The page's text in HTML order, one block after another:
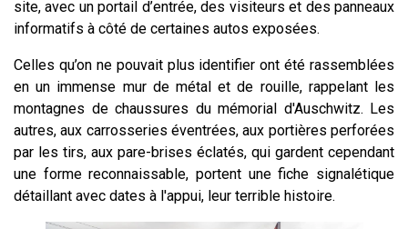
site, avec un portail d’entrée, des visiteurs et des panneaux
informatifs à côté de certaines autos exposées.
Celles qu’on ne pouvait plus identifier ont été rassemblées
en un immense mur de métal et de rouille, rappelant les
montagnes de chaussures du mémorial d'Auschwitz. Les
autres, aux carrosseries éventrées, aux portières perforées
par les tirs, aux pare-brises éclatés, qui gardent cependant
une forme reconnaissable, portent une fiche signalétique
détaillant avec dates à l'appui, leur terrible histoire.